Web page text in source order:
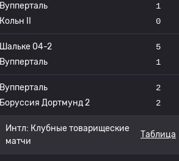
Вупперталь
Кольн II
1
0
Шальке 04-2
Вупперталь
5
1
Вупперталь
Боруссия Дортмунд 2
2
2
Интл: Клубные товарищеские
матчи
Таблица